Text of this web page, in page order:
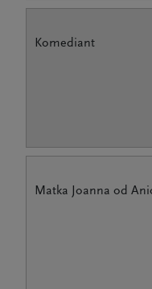
Komediant
Matka Joanna od